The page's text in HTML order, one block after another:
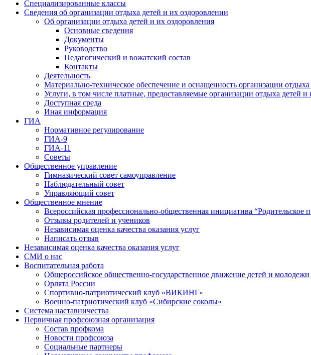
Специализированные классы
Сведения об организации отдыха детей и их оздоровлении
Об организации отдыха детей и их оздоровления
Основные сведения
Документы
Руководство
Педагогический и вожатский состав
Контакты
Деятельность
Материально-техническое обеспечение и оснащенность организации
Услуги, в том числе платные, предоставляемые организации отдыха детей и
Доступная среда
Иная информация
ГИА
Нормативное регулирование
ГИА-9
ГИА-11
Советы
Общественное управление
Гимназический совет самоуправление
Наблюдательный совет
Управляющий совет
Общественное мнение
Всероссийская профессионально-общественная инициатива “Родительское
Отзывы родителей и учеников
Независимая оценка качества оказания услуг
Написать отзыв
Независимая оценка качества оказания услуг
СМИ о нас
Воспитательная работа
Общероссийское общественно-государственное движение детей и молодежи
Орлята России
Спортивно-патриотический клуб «ВИКИНГ»
Военно-патриотический клуб «Сибирские соколы»
Система наставничества
Первичная профсоюзная организация
Состав профкома
Новости профсоюза
Социальные партнеры